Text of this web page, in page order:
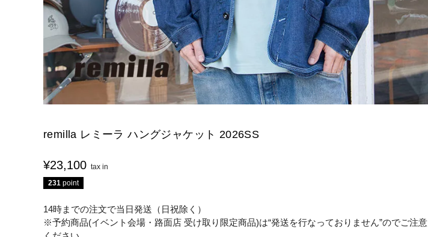
remilla レミーラ ハングジャケット 2026SS
¥23,100
231 point
14時までの注文で当日発送（日祝除く）
※予約商品(イベント会場・路面店 受け取り限定商品)は“発送を行なっておりません”のでご注意